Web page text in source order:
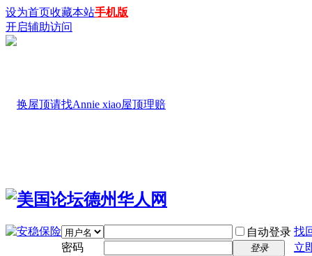
设为首页收藏本站手机版
开启辅助访问
自动登录 找
密码
登录
立